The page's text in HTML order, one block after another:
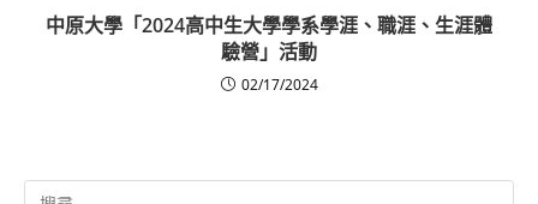
中原大學「2024高中生大學學系學涯、職涯、生涯體
驗營」活動
02/17/2024
Search